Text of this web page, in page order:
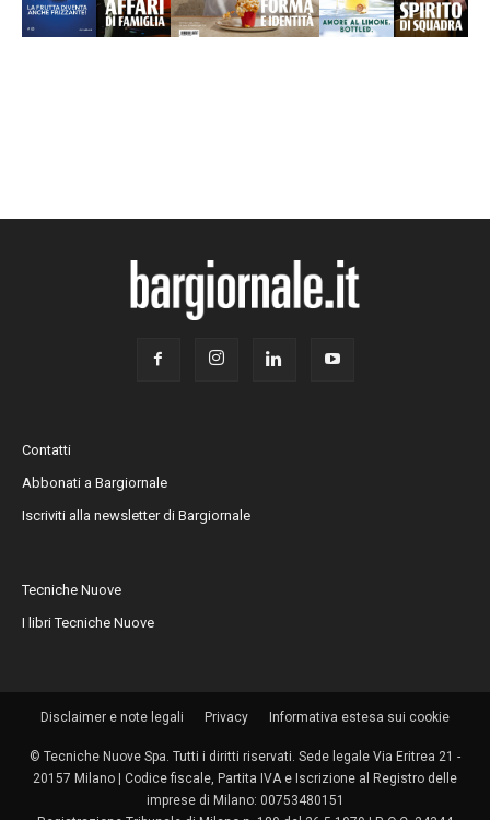
Contatti
Abbonati a Bargiornale
Iscriviti alla newsletter di Bargiornale
Tecniche Nuove
I libri Tecniche Nuove
Disclaimer e note legali Privacy Informativa estesa sui cookie
© Tecniche Nuove Spa. Tutti i diritti riservati. Sede legale Via Eritrea 21 -
20157 Milano | Codice fiscale, Partita IVA e Iscrizione al Registro delle
imprese di Milano: 00753480151